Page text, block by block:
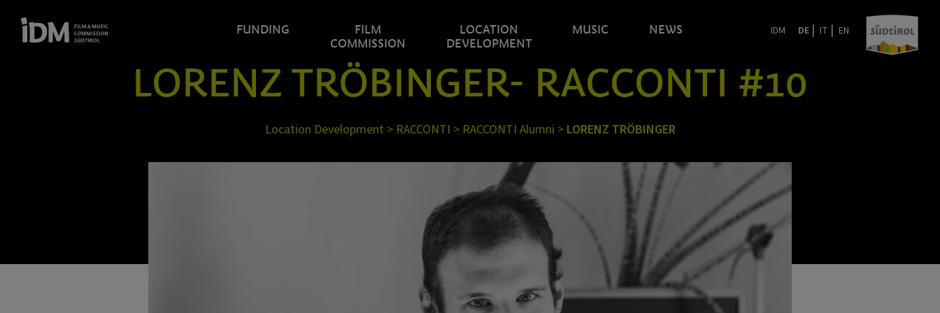
FUNDING
FILM
COMMISSION
LOCATION
DEVELOPMENT
MUSIC NEWS IDM DE | IT | EN
LORENZ TRÖBINGER- RACCONTI #10
Location Development > RACCONTI > RACCONTI Alumni > LORENZ TRÖBINGER